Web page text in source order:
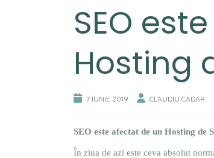
SEO
Hosting
7 IUNIE 2019 CLAUDIU CADAR
SEO este afectat de un Hosting de
În ziua de azi este ceva absolut